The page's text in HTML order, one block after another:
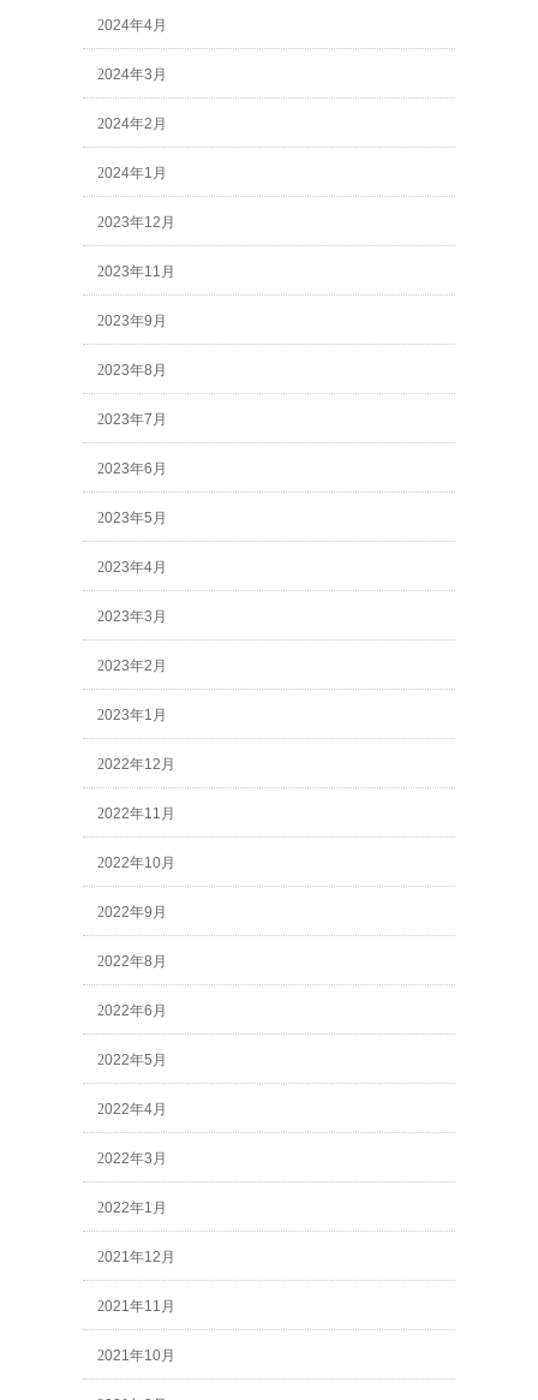
2024年4月
2024年3月
2024年2月
2024年1月
2023年12月
2023年11月
2023年9月
2023年8月
2023年7月
2023年6月
2023年5月
2023年4月
2023年3月
2023年2月
2023年1月
2022年12月
2022年11月
2022年10月
2022年9月
2022年8月
2022年6月
2022年5月
2022年4月
2022年3月
2022年1月
2021年12月
2021年11月
2021年10月